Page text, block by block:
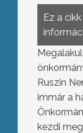
Ez a
Ruszin
immár a
kezdi